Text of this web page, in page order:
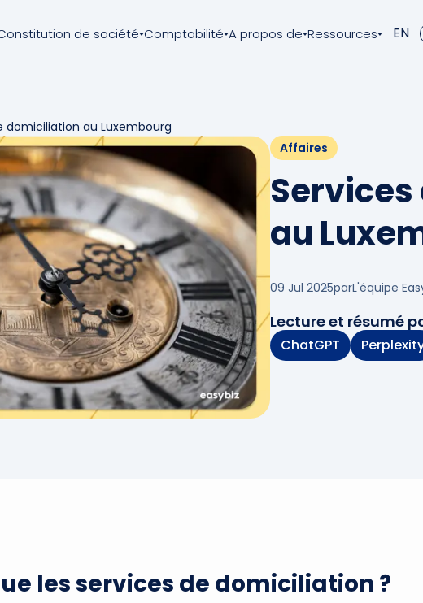
de société Comptabilité A propos de Ressources EN
domiciliation au Luxembourg
Affaires
au
09 Jul 2025parL'équipe
Lecture et résumé
ChatGPT
les services de domiciliation ?